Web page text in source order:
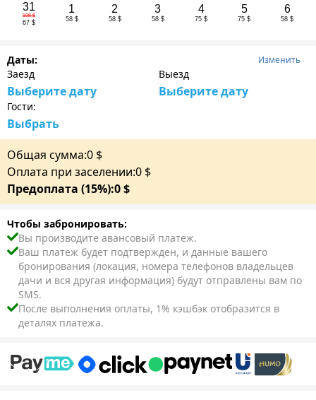
31
108 $
67 $
1
58 $
2
58 $
3
58 $
4
75 $
5
75 $
6
58 $
Даты: Изменить
Заезд
Выберите дату
Выезд
Выберите дату
Гости:
Выбрать
Общая сумма:0 $
Оплата при заселении:0 $
Предоплата (15%):0$
Чтобы забронировать:
Вы производите авансовый платеж.
Ваш платеж будет подтвержден, и данные вашего
бронирования (локация, номера телефонов владельцев
дачи и вся другая информация) будут отправлены вам по
SMS.
После выполнения оплаты, 1% кэшбэк отобразится в
деталях платежа.